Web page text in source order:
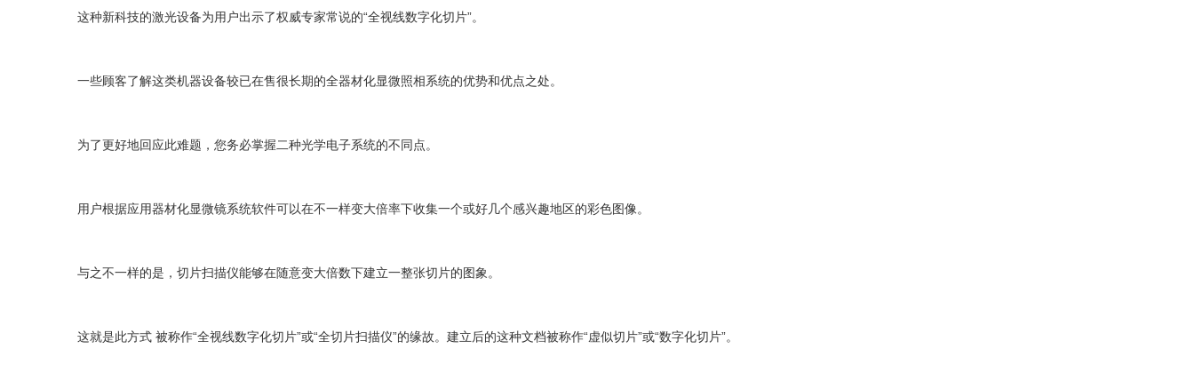
这种新科技的激光设备为用户出示了权威专家常说的“全视线数字化切片”。
一些顾客了解这类机器设备较已在售很长期的全器材化显微照相系统的优势和优点之处。
为了更好地回应此难题，您务必掌握二种光学电子系统的不同点。
用户根据应用器材化显微镜系统软件可以在不一样变大倍率下收集一个或好几个感兴趣地区的彩色图像。
与之不一样的是，切片扫描仪能够在随意变大倍数下建立一整张切片的图象。
这就是此方式 被称作“全视线数字化切片”或“全切片扫描仪”的缘故。建立后的这种文档被称作“虚似切片”或“数字化切片”。